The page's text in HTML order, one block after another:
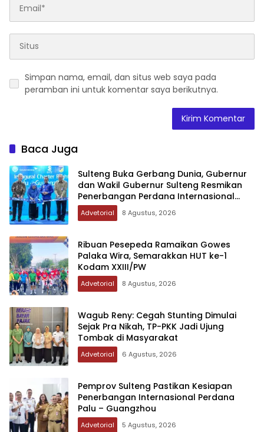
Simpan nama, email, dan situs web saya pada
peramban ini untuk komentar saya berikutnya.
Baca Juga
Sulteng Buka Gerbang Dunia, Gubernur
dan Wakil Gubernur Sulteng Resmikan
Penerbangan Perdana Internasional
Palu-Guangzhou
Advetorial 8 Agustus, 2026
Ribuan Pesepeda Ramaikan Gowes
Palaka Wira, Semarakkan HUT ke-1
Kodam XXIII/PW
Advetorial 8 Agustus, 2026
Wagub Reny: Cegah Stunting Dimulai
Sejak Pra Nikah, TP-PKK Jadi Ujung
Tombak di Masyarakat
Advetorial 6 Agustus, 2026
Pemprov Sulteng Pastikan Kesiapan
Penerbangan Internasional Perdana
Palu – Guangzhou
Advetorial 5 Agustus, 2026